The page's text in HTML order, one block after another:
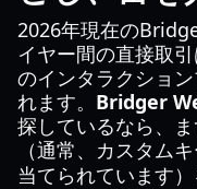
2026年現在の
イヤー間の直接取
のインタラクショ
れます。 Bridger
探しているなら、
（通常、カスタム
当てられています）